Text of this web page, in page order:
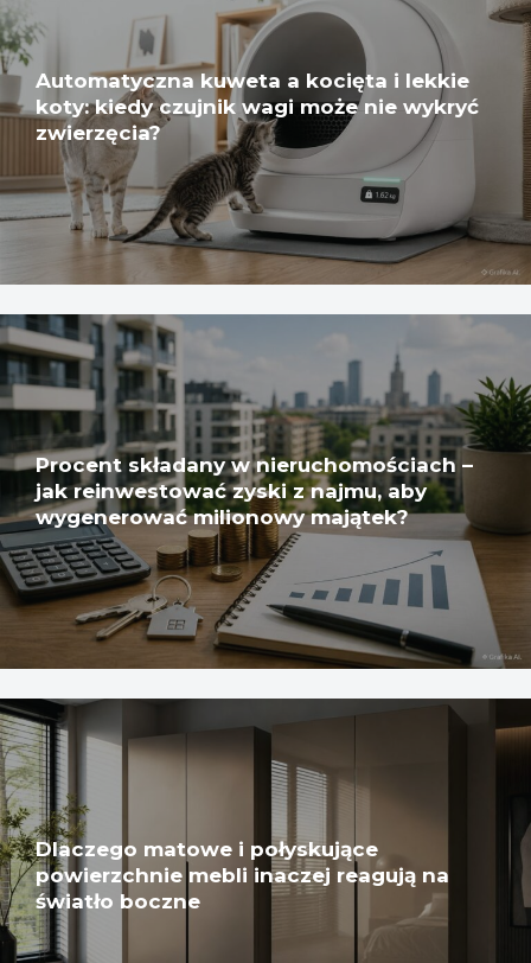
Automatyczna kuweta a kocięta i lekkie
koty: kiedy czujnik wagi może nie wykryć
zwierzęcia?
Procent składany w nieruchomościach –
jak reinwestować zyski z najmu, aby
wygenerować milionowy majątek?
Dlaczego matowe i połyskujące
powierzchnie mebli inaczej reagują na
światło boczne